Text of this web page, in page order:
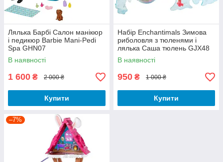
Лялька Барбі Салон манікюр
і педикюр Barbie Mani-Pedi
Spa GHN07
В наявності
1 600 ₴ 2 000 ₴
Купити
Набір Enchantimals Зимова
риболовля з тюленями і
лялька Саша тюлень GJX48
В наявності
950 ₴ 1 000 ₴
Купити
–7%